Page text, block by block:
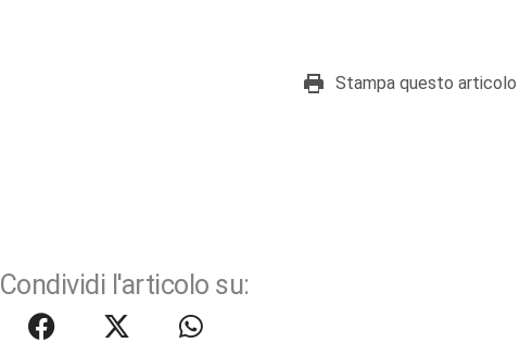
Stampa questo articolo
Condividi l'articolo su: